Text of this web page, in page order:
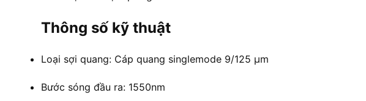
Thông số kỹ thuật
Loại sợi quang: Cáp quang singlemode 9/125 μm
Bước sóng đầu ra: 1550nm